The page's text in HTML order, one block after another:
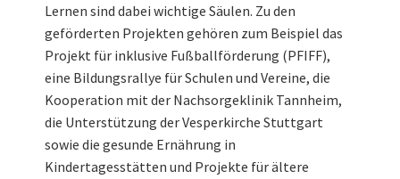
Lernen sind dabei wichtige Säulen. Zu den
geförderten Projekten gehören zum Beispiel das
Projekt für inklusive Fußballförderung (PFIFF),
eine Bildungsrallye für Schulen und Vereine, die
Kooperation mit der Nachsorgeklinik Tannheim,
die Unterstützung der Vesperkirche Stuttgart
sowie die gesunde Ernährung in
Kindertagesstätten und Projekte für ältere